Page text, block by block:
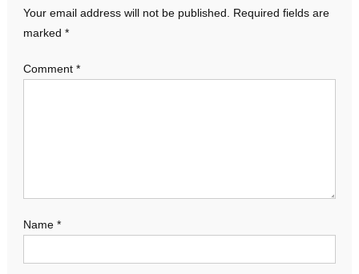
Your email address will not be published.
Required fields are
marked *
Comment *
Name *